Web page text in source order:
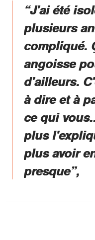
“J'ai été
plusieurs
compliqué.
angoisse
d'ailleurs.
à dire et à
ce qui
plus
plus avoir
presque”,